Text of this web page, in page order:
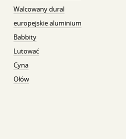
Walcowany dural
europejskie aluminium
Babbity
Lutować
Cyna
Ołów